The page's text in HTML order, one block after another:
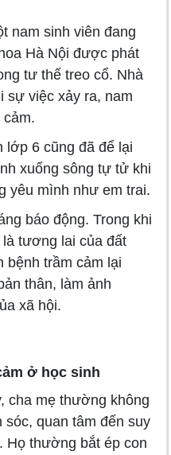
nam sinh viên đang
Hà Nội được phát
tư thế treo cổ. Nhà
sự việc xảy ra, nam
cảm.
6 cũng đã để lại
xuống sông tự tử khi
yêu mình như em trai.
báo động. Trong khi
tương lai của đất
bệnh trầm cảm lại
thân, làm ảnh
xã hội.
ở học sinh
cha mẹ thường không
quan tâm đến suy
Họ thường bắt ép con